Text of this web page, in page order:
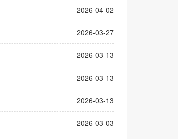
2026-04-02
2026-03-27
2026-03-13
2026-03-13
2026-03-13
2026-03-03